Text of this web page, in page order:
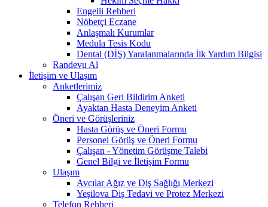
Engelli Rehberi
Nöbetçi Eczane
Anlaşmalı Kurumlar
Medula Tesis Kodu
Dental (DİŞ) Yaralanmalarında İlk Yardım Bilgisi
Randevu Al
İletişim ve Ulaşım
Anketlerimiz
Çalışan Geri Bildirim Anketi
Ayaktan Hasta Deneyim Anketi
Öneri ve Görüşleriniz
Hasta Görüş ve Öneri Formu
Personel Görüş ve Öneri Formu
Çalışan - Yönetim Görüşme Talebi
Genel Bilgi ve İletişim Formu
Ulaşım
Avcılar Ağız ve Diş Sağlığı Merkezi
Yeşilova Diş Tedavi ve Protez Merkezi
Telefon Rehberi